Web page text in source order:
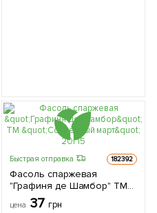
Быстрая отправка 182392
Фасоль спаржевая
"Графиня де Шамбор" ТМ
"Солнечный март" 20г
цена 37 грн